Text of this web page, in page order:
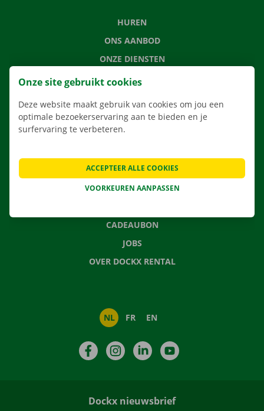
HUREN
ONS AANBOD
ONZE DIENSTEN
LOCATIES
VERHUISOPLOSSINGEN
CONTACTEER ONS
VEELGESTELDE VRAGEN
CADEAUBON
JOBS
OVER DOCKX RENTAL
NL FR EN
FacebookInstagramLinkedIn
Dockx nieuwsbrief
Onze site gebruikt cookies
Deze website maakt gebruik van cookies om jou een
optimale bezoekerservaring aan te bieden en je
surfervaring te verbeteren.
VOORKEUREN AANPASSEN
ACCEPTEER ALLE COOKIES